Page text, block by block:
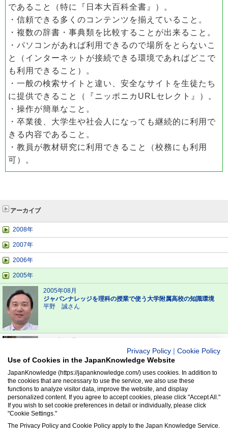
であること（特に『日本大百科全書』）。
・信頼できる多くのコンテンツを揃えていること。
・複数の辞書・事典類を比較することが出来ること。
・パソコンがあれば利用できるので場所をとらないこ
と（インターネットが接続できる環境であればどこで
も利用できること）。
・一般の検索サイトと違い、安全なサイトを生徒たち
に提供できること（『ニッポニカURLセレクト』）。
・操作が簡単なこと。
・卒業後、大学生や社会人になっても継続的に利用で
きる内容であること。
・教員が教材研究に利用できること（校務にも利用
可）。
アーカイブ
2008年
2007年
2006年
2005年
2005年08月
ジャパンナレッジを理科の授業で使う大学附属高校の知識環境
平野 誠さん
2005年03月
ジャパンナレッジは人探しの水先案内人
渡辺 幸裕さん
2004年
2003年
Privacy Policy
Cookie Policy
Use of Cookies in the JapanKnowledge Website
JapanKnowledge (https://japanknowledge.com/) uses cookies. In addition to
the cookies that are necessary to use the service, we also use these
functions to analyze visitor data, improve the website, and display
personalized content. If you agree to accept cookies, please click "Accept All."
If you wish to set cookie preferences in detail or individually, please click
"Cookie Settings."
The Privacy Policy and Cookie Policy apply to the Japan Knowledge Service.